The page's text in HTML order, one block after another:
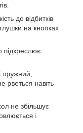
до відбитків
на кнопках
підкреслює
пружний,
рветься навіть
не збільшує
і